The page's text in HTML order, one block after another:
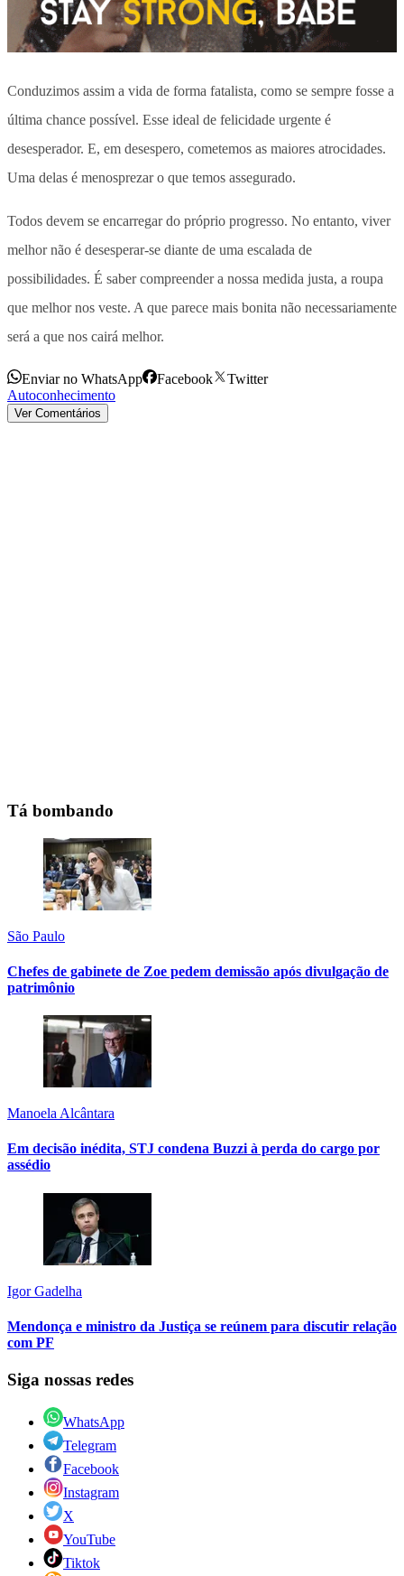
Conduzimos assim a vida de forma fatalista, como se sempre fosse a
última chance possível. Esse ideal de felicidade urgente é
desesperador. E, em desespero, cometemos as maiores atrocidades.
Uma delas é menosprezar o que temos assegurado.
Todos devem se encarregar do próprio progresso. No entanto, viver
melhor não é desesperar-se diante de uma escalada de
possibilidades. É saber compreender a nossa medida justa, a roupa
que melhor nos veste. A que parece mais bonita não necessariamente
será a que nos cairá melhor.
Enviar no WhatsApp Facebook
Twitter
Autoconhecimento
Ver Comentários
Tá bombando
São Paulo
Chefes de gabinete de Zoe pedem demissão após divulgação de
patrimônio
Manoela Alcântara
Em decisão inédita, STJ condena Buzzi à perda do cargo por
assédio
Igor Gadelha
Mendonça e ministro da Justiça se reúnem para discutir relação
com PF
Siga nossas redes
WhatsApp
Telegram
Facebook
Instagram
X
YouTube
Tiktok